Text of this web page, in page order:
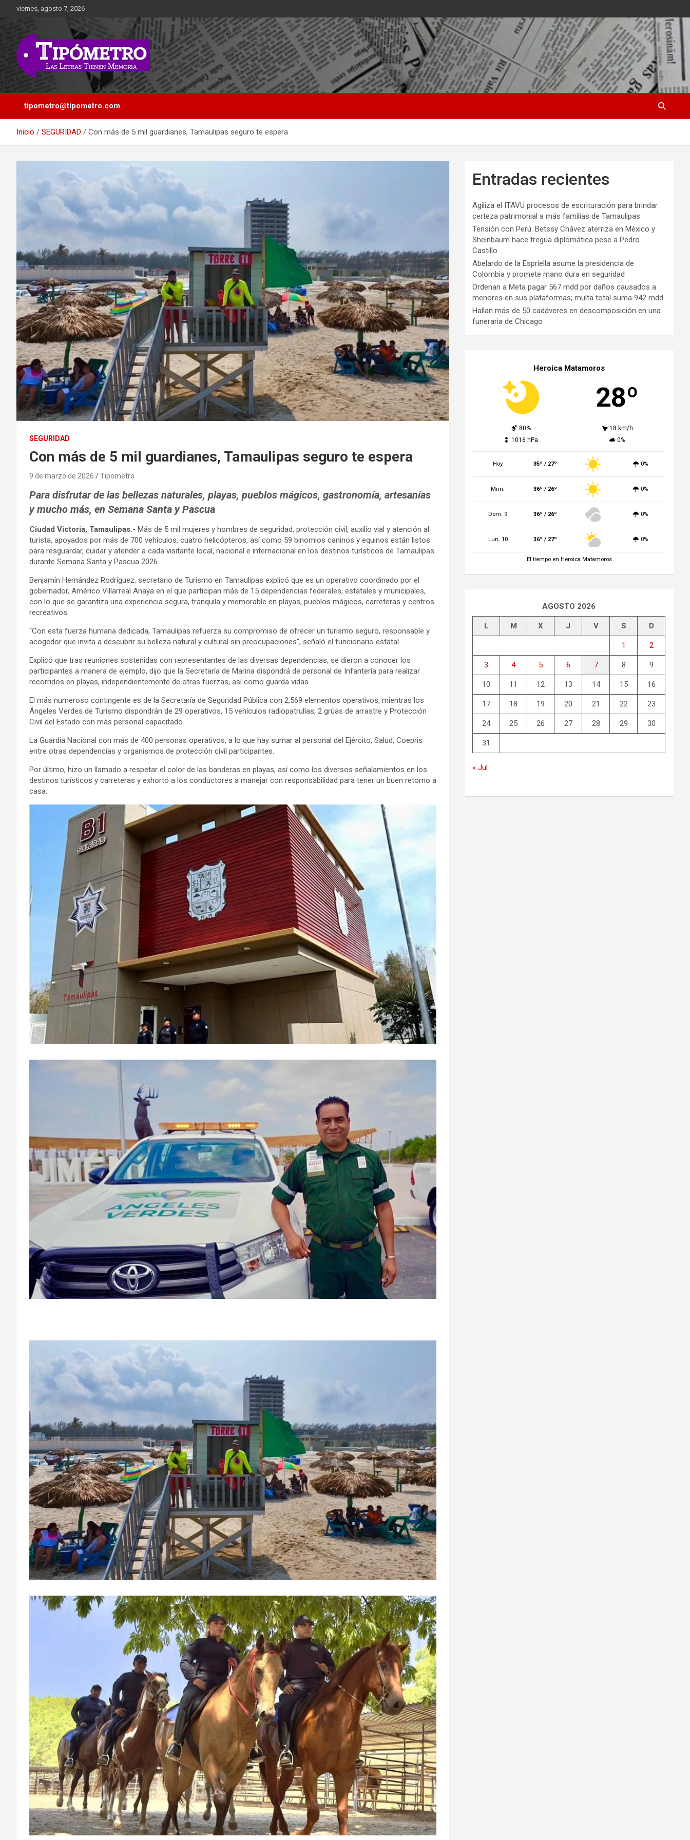
viernes, agosto 7, 2026
Tipometro
Las Letras Tienen Memoria
tipometro@tipometro.com
Inicio SEGURIDAD Con más de 5 mil guardianes, Tamaulipas seguro te espera
SEGURIDAD
Con más de 5 mil guardianes, Tamaulipas seguro te espera
9 de marzo de 2026 Tipometro
Para disfrutar de las bellezas naturales, playas, pueblos mágicos, gastronomía, artesanías
y mucho más, en Semana Santa y Pascua
Ciudad Victoria, Tamaulipas.- Más de 5 mil mujeres y hombres de seguridad, protección civil, auxilio vial y atención al
turista, apoyados por más de 700 vehículos, cuatro helicópteros, así como 59 binomios caninos y equinos están listos
para resguardar, cuidar y atender a cada visitante local, nacional e internacional en los destinos turísticos de Tamaulipas
durante Semana Santa y Pascua 2026.
Benjamín Hernández Rodríguez, secretario de Turismo en Tamaulipas explicó que es un operativo coordinado por el
gobernador, Américo Villarreal Anaya en el que participan más de 15 dependencias federales, estatales y municipales,
con lo que se garantiza una experiencia segura, tranquila y memorable en playas, pueblos mágicos, carreteras y centros
recreativos.
“Con esta fuerza humana dedicada, Tamaulipas refuerza su compromiso de ofrecer un turismo seguro, responsable y
acogedor que invita a descubrir su belleza natural y cultural sin preocupaciones”, señaló el funcionario estatal.
Explicó que tras reuniones sostenidas con representantes de las diversas dependencias, se dieron a conocer los
participantes a manera de ejemplo, dijo que la Secretaría de Marina dispondrá de personal de Infantería para realizar
recorridos en playas, independientemente de otras fuerzas, así como guarda vidas.
El más numeroso contingente es de la Secretaría de Seguridad Pública con 2,569 elementos operativos, mientras los
Ángeles Verdes de Turismo dispondrán de 29 operativos, 15 vehículos radiopatrullas, 2 grúas de arrastre y Protección
Civil del Estado con más personal capacitado.
La Guardia Nacional con más de 400 personas operativos, a lo que hay sumar al personal del Ejército, Salud, Coepris
entre otras dependencias y organismos de protección civil participantes.
Por último, hizo un llamado a respetar el color de las banderas en playas, así como los diversos señalamientos en los
destinos turísticos y carreteras y exhortó a los conductores a manejar con responsabilidad para tener un buen retorno a
casa.
Entradas recientes
Agiliza el ITAVU procesos de escrituración para brindar
certeza patrimonial a más familias de Tamaulipas
Tensión con Perú: Betssy Chávez aterriza en México y
Sheinbaum hace tregua diplomática pese a Pedro
Castillo
Abelardo de la Espriella asume la presidencia de
Colombia y promete mano dura en seguridad
Ordenan a Meta pagar 567 mdd por daños causados a
menores en sus plataformas; multa total suma 942 mdd
Hallan más de 50 cadáveres en descomposición en una
funeraria de Chicago
Heroica Matamoros
28º
80%
18 km/h
1016 hPa
0%
Hoy 35º / 27º 0%
Mñn. 36º / 26º 0%
Dom. 9 36º / 26º 0%
Lun. 10 36º / 27º 0%
El tiempo en Heroica Matamoros
AGOSTO 2026
L M X J V S D
1 2
3 4 5 6 7 8 9
10 11 12 13 14 15 16
17 18 19 20 21 22 23
24 25 26 27 28 29 30
31
« Jul